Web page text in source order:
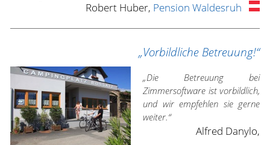
Robert Huber, Pension Waldesruh
„Vorbildliche Betreuung!“
„Die Betreuung bei
Zimmersoftware ist vorbildlich,
und wir empfehlen sie gerne
weiter.“
Alfred Danylo,